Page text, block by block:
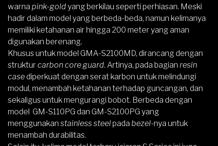
warna pink-goldyang berkilau seperti perhiasan. Meski
hadir dalam model yang berbeda-beda, namun kelimanya
memiliki ketahanan air hingga 200 meter yang aman
digunakan berenang.
Khusus untuk model GMA-S2100MD, dirancang dengan
struktur carbon core guard. Artinya, pada bagian resin
casediperkuat dengan serat karbon untuk melindungi
modul, menambah ketahanan terhadap guncangan, dan
sekaligus untuk mengurangi bobot. Berbeda dengan
model GM-S110PG dan GM-S2100PG yang
menggunakan stainless steelpada bezel-nya untuk
menambah durabilitas.